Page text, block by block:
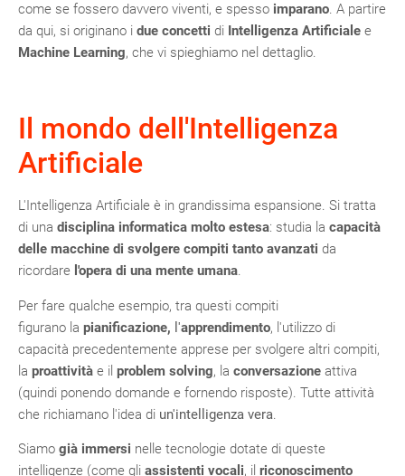
come se fossero davvero viventi, e spesso imparano. A partire
da qui, si originano i due concetti di Intelligenza Artificiale e
Machine Learning, che vi spieghiamo nel dettaglio.
Il mondo dell'Intelligenza
Artificiale
L'Intelligenza Artificiale è in grandissima espansione. Si tratta
di una disciplina informatica molto estesa: studia la capacità
delle macchine di svolgere compiti tanto avanzati da
ricordare l'opera di una mente umana.
Per fare qualche esempio, tra questi compiti
figurano la pianificazione, l'apprendimento, l'utilizzo di
capacità precedentemente apprese per svolgere altri compiti,
la proattività e il problem solving, la conversazione attiva
(quindi ponendo domande e fornendo risposte). Tutte attività
che richiamano l'idea di un'intelligenza vera
Siamo già immersi nelle tecnologie dotate di queste
intelligenze (come gli assistenti vocali, il riconoscimento